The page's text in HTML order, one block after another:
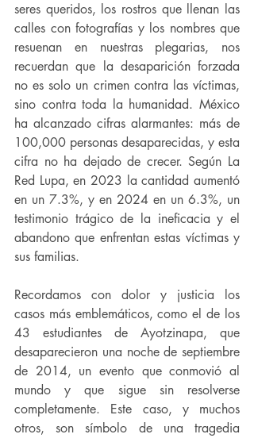
seres queridos, los rostros que llenan las
calles con fotografías y los nombres que
resuenan en nuestras plegarias, nos
recuerdan que la desaparición forzada
no es solo un crimen contra las víctimas,
sino contra toda la humanidad. México
ha alcanzado cifras alarmantes: más de
100,000 personas desaparecidas, y esta
cifra no ha dejado de crecer. Según La
Red Lupa, en 2023 la cantidad aumentó
en un 7.3%, y en 2024 en un 6.3%, un
testimonio trágico de la ineficacia y el
abandono que enfrentan estas víctimas y
sus familias.
Recordamos con dolor y justicia los
casos más emblemáticos, como el de los
43 estudiantes de Ayotzinapa, que
desaparecieron una noche de septiembre
de 2014, un evento que conmovió al
mundo y que sigue sin resolverse
completamente. Este caso, y muchos
otros, son símbolo de una tragedia